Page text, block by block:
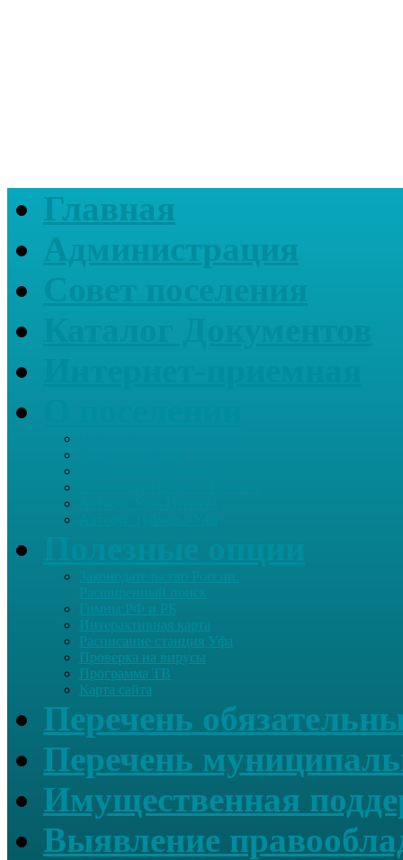
Главная
Администрация
Гимны РФ и РБ
Интерактивная карта
Расписание станция Уфа
Проверка на вирусы
Программа ТВ
Карта сайта
Перечень
Перечень
Имущественная
Выявление